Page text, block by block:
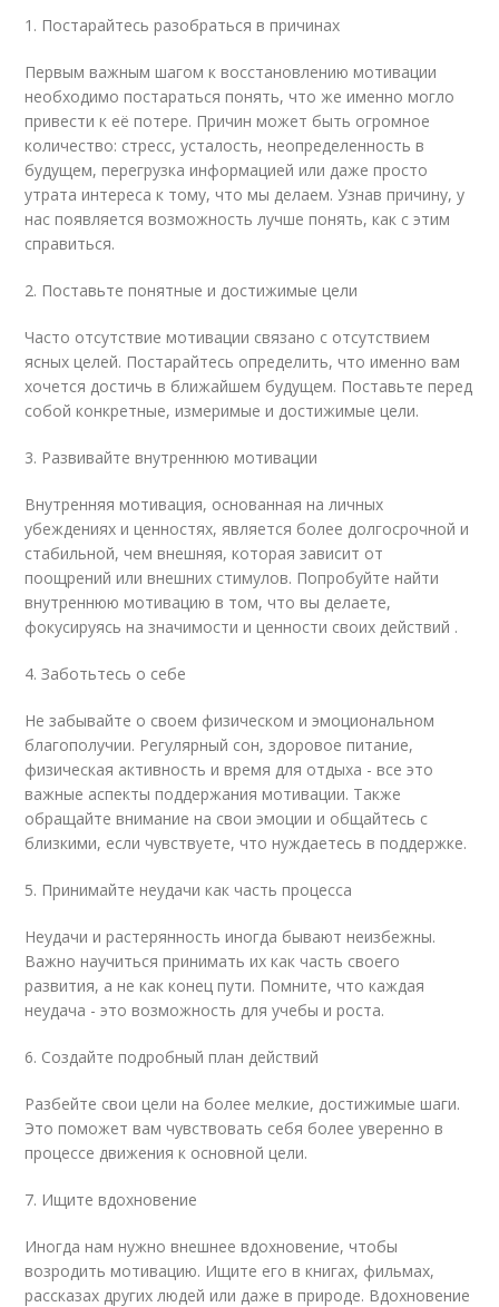
1. Постарайтесь разобраться в причинах
Первым важным шагом к восстановлению мотивации
необходимо постараться понять, что же именно могло
привести к её потере. Причин может быть огромное
количество: стресс, усталость, неопределенность в
будущем, перегрузка информацией или даже просто
утрата интереса к тому, что мы делаем. Узнав причину, у
нас появляется возможность лучше понять, как с этим
справиться.
2. Поставьте понятные и достижимые цели
Часто отсутствие мотивации связано с отсутствием
ясных целей. Постарайтесь определить, что именно вам
хочется достичь в ближайшем будущем. Поставьте перед
собой конкретные, измеримые и достижимые цели.
3. Развивайте внутреннюю мотивации
Внутренняя мотивация, основанная на личных
убеждениях и ценностях, является более долгосрочной и
стабильной, чем внешняя, которая зависит от
поощрений или внешних стимулов. Попробуйте найти
внутреннюю мотивацию в том, что вы делаете,
фокусируясь на значимости и ценности своих действий .
4. Заботьтесь о себе
Не забывайте о своем физическом и эмоциональном
благополучии. Регулярный сон, здоровое питание,
физическая активность и время для отдыха - все это
важные аспекты поддержания мотивации. Также
обращайте внимание на свои эмоции и общайтесь с
близкими, если чувствуете, что нуждаетесь в поддержке.
5. Принимайте неудачи как часть процесса
Неудачи и растерянность иногда бывают неизбежны.
Важно научиться принимать их как часть своего
развития, а не как конец пути. Помните, что каждая
неудача - это возможность для учебы и роста.
6. Создайте подробный план действий
Разбейте свои цели на более мелкие, достижимые шаги.
Это поможет вам чувствовать себя более уверенно в
процессе движения к основной цели.
7. Ищите вдохновение
Иногда нам нужно внешнее вдохновение, чтобы
возродить мотивацию. Ищите его в книгах, фильмах,
рассказах других людей или даже в природе. Вдохновение